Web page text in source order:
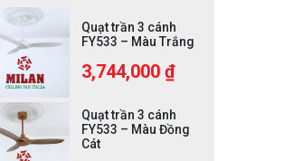
Quạt trần 3 cánh
FY533 – Màu Trắng
3,744,000 ₫
Quạt trần 3 cánh
FY533 – Màu Đồng
Cát